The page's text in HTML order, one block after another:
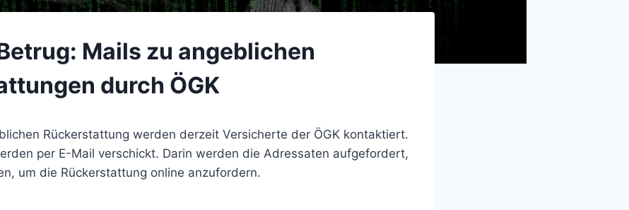
Mails zu angeblichen
durch ÖGK
Rückerstattung werden derzeit Versicherte der ÖGK kontaktiert.
per E-Mail verschickt. Darin werden die Adressaten aufgefordert,
um die Rückerstattung online anzufordern.